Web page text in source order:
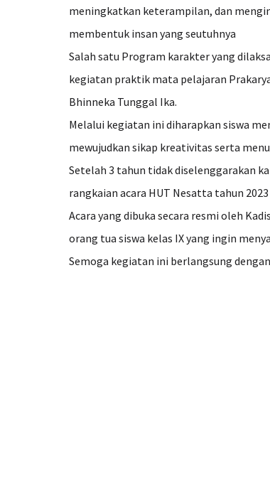
meningkatkan keterampilan, dan
membentuk insan yang seutuhnya
Salah satu Program karakter yang
kegiatan praktik mata pelajaran
Bhinneka Tunggal Ika.
Melalui kegiatan ini diharapkan siswa
mewujudkan sikap kreativitas serta
Setelah 3 tahun tidak diselenggarakan
rangkaian acara HUT Nesatta tahun
Acara yang dibuka secara resmi oleh
orang tua siswa kelas IX yang ingin
Semoga kegiatan ini berlangsung